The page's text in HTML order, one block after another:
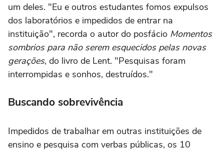
um deles. "Eu e outros estudantes fomos expulsos
dos laboratórios e impedidos de entrar na
instituição", recorda o autor do posfácio Momentos
sombrios para não serem esquecidos pelas novas
gerações, do livro de Lent. "Pesquisas foram
interrompidas e sonhos, destruídos."
Buscando sobrevivência
Impedidos de trabalhar em outras instituições de
ensino e pesquisa com verbas públicas, os 10